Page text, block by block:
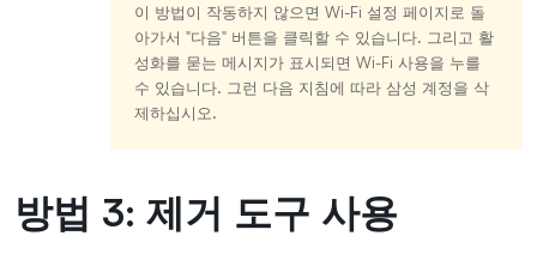
이 방법이 작동하지 않으면 Wi-Fi 설정 페이지로 돌
아가서 "다음" 버튼을 클릭할 수 있습니다. 그리고 활
성화를 묻는 메시지가 표시되면 Wi-Fi 사용을 누를
수 있습니다. 그런 다음 지침에 따라 삼성 계정을 삭
제하십시오.
방법 3: 제거 도구 사용